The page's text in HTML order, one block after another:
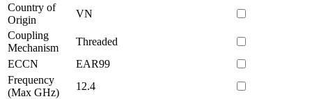
Country of
Origin
VN
Coupling
Mechanism
Threaded
ECCN
EAR99
Frequency
(Max GHz)
12.4